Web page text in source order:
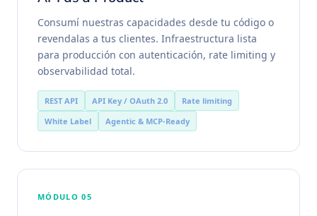
Consumí nuestras capacidades desde tu código o
revendalas a tus clientes. Infraestructura lista
para producción con autenticación, rate limiting y
observabilidad total.
REST API API Key / OAuth 2.0
Rate limiting
White Label
Agentic & MCP-Ready
MÓDULO 05